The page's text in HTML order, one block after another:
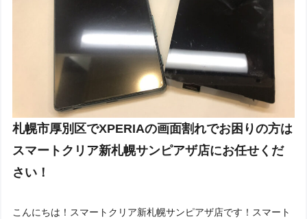
札幌市厚別区でXPERIAの画面割れでお困りの方は
スマートクリア新札幌サンピアザ店にお任せくだ
さい！
こんにちは！スマートクリア新札幌サンピアザ店です！スマート